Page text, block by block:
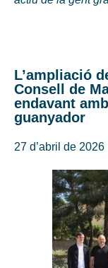
L’ampliació
Consell de
endavant
guanyador
27 d’abril de 2026